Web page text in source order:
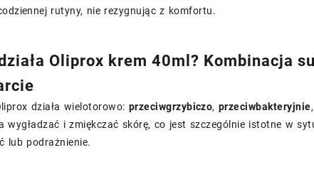
rutyny, nie rezygnując z komfortu.
Oliprox krem 40ml? Kombinacja
działa wielotorowo: przeciwgrzybiczo, przeciwbakteryjnie
wygładzać i zmiękczać skórę, co jest szczególnie istotne w
lub podrażnienie.